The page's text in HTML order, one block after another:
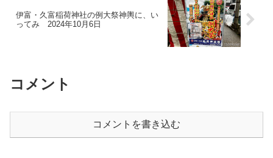
伊富・久富稲荷神社の例大祭神輿に、い
ってみ 2024年10月6日
コメント
コメントを書き込む